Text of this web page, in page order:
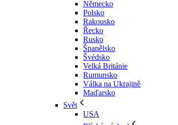
Německo
Polsko
Rakousko
Řecko
Rusko
Španělsko
Švédsko
Velká Británie
Rumunsko
Válka na Ukrajině
Maďarsko
Svět
USA